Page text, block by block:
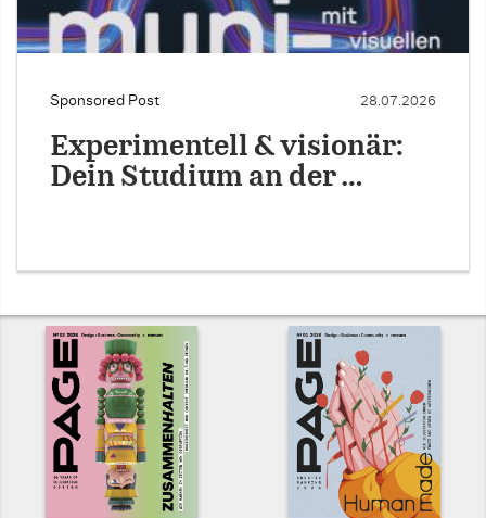
Sponsored Post 28.07.2026
Experimentell & visionär:
Dein Studium an der …